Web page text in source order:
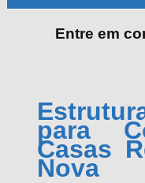
Entre em
para
Casas
Nova